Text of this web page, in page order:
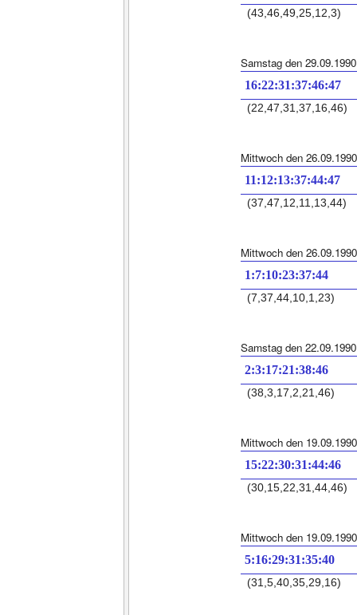
(43,46,49,25,12,3)
Samstag den 29.09.1990
16:22:31:37:46:47
(22,47,31,37,16,46)
Mittwoch den 26.09.1990
11:12:13:37:44:47
(37,47,12,11,13,44)
Mittwoch den 26.09.1990
1:7:10:23:37:44
(7,37,44,10,1,23)
Samstag den 22.09.1990
2:3:17:21:38:46
(38,3,17,2,21,46)
Mittwoch den 19.09.1990
15:22:30:31:44:46
(30,15,22,31,44,46)
Mittwoch den 19.09.1990
5:16:29:31:35:40
(31,5,40,35,29,16)